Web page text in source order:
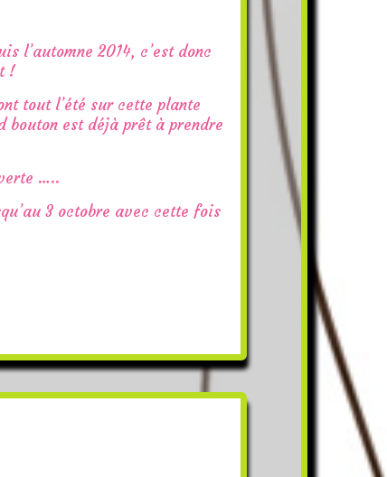
l’automne 2014, c’est donc
!
tout l’été sur cette plante
bouton est déjà prêt à prendre
…..
3 octobre avec cette fois